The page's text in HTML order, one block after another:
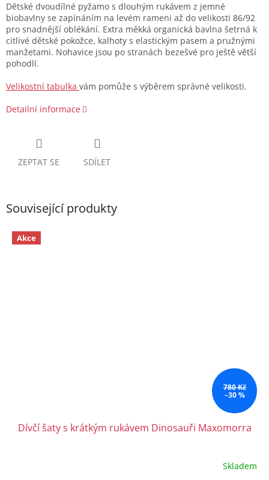
Dětské dvoudílné pyžamo s dlouhým rukávem z jemné
biobavlny se zapínáním na levém rameni až do velikosti 86/92
pro snadnější oblékání. Extra měkká organická bavlna šetrná k
citlivé dětské pokožce, kalhoty s elastickým pasem a pružnými
manžetami. Nohavice jsou po stranách bezešvé pro ještě větší
pohodlí.
Velikostní tabulka vám pomůže s výběrem správné velikosti.
Detailní informace
ZEPTAT SE SDÍLET
Související produkty
Akce
780 Kč
–30 %
Dívčí šaty s krátkým rukávem Dinosauři Maxomorra
Skladem